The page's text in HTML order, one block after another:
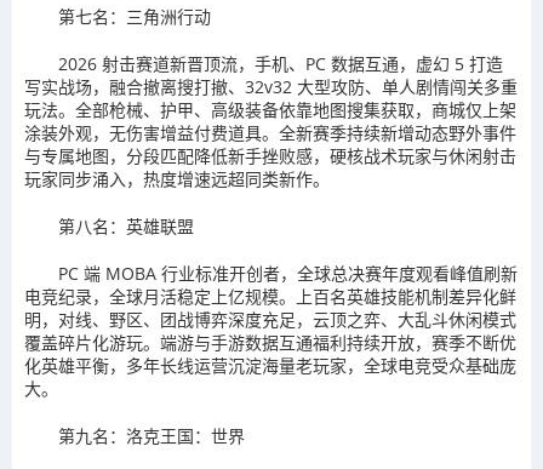
第七名：三角洲行动
2026 射击赛道新晋顶流，手机、PC 数据互通，虚幻 5 打造
写实战场，融合撤离搜打撤、32v32 大型攻防、单人剧情闯关多重
玩法。全部枪械、护甲、高级装备依靠地图搜集获取，商城仅上架
涂装外观，无伤害增益付费道具。全新赛季持续新增动态野外事件
与专属地图，分段匹配降低新手挫败感，硬核战术玩家与休闲射击
玩家同步涌入，热度增速远超同类新作。
第八名：英雄联盟
PC 端 MOBA 行业标准开创者，全球总决赛年度观看峰值刷新
电竞纪录，全球月活稳定上亿规模。上百名英雄技能机制差异化鲜
明，对线、野区、团战博弈深度充足，云顶之弈、大乱斗休闲模式
覆盖碎片化游玩。端游与手游数据互通福利持续开放，赛季不断优
化英雄平衡，多年长线运营沉淀海量老玩家，全球电竞受众基础庞
大。
第九名：洛克王国：世界